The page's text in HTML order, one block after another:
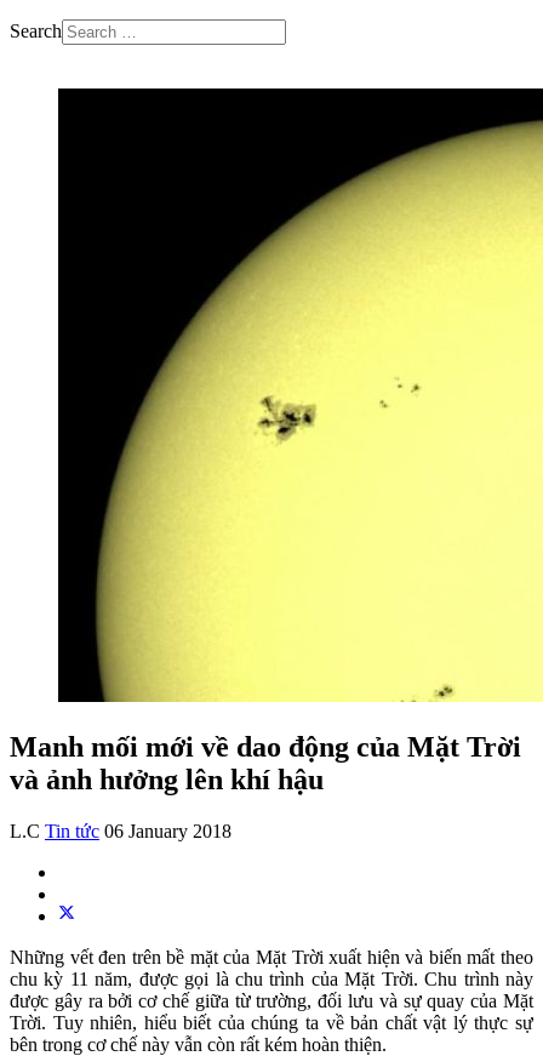
Search
Manh mối mới về dao động của Mặt Trời
và ảnh hưởng lên khí hậu
L.C Tin tức 06 January 2018
Những vết đen trên bề mặt của Mặt Trời xuất hiện và biến mất theo
chu kỳ 11 năm, được gọi là chu trình của Mặt Trời. Chu trình này
được gây ra bởi cơ chế giữa từ trường, đối lưu và sự quay của Mặt
Trời. Tuy nhiên, hiểu biết của chúng ta về bản chất vật lý thực sự
bên trong cơ chế này vẫn còn rất kém hoàn thiện.